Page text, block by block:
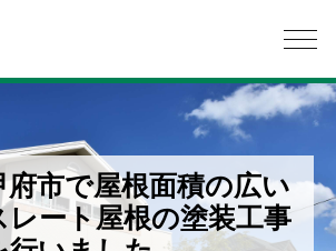
府市で屋根面積の広い
レート屋根の塗装工事